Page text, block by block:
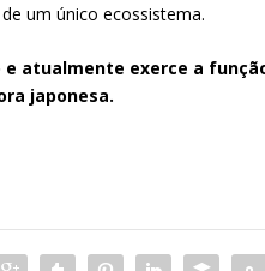
um único ecossistema.
atualmente exerce a
japonesa.